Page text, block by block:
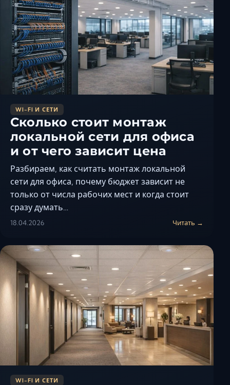
Черкесск
Шахты
Элиста
WI-FI И СЕТИ
Сколько стоит монтаж
локальной сети для офиса
и от чего зависит цена
Разбираем, как считать монтаж локальной
сети для офиса, почему бюджет зависит не
только от числа рабочих мест и когда стоит
сразу думать…
18.04.2026 Читать →
WI-FI И СЕТИ